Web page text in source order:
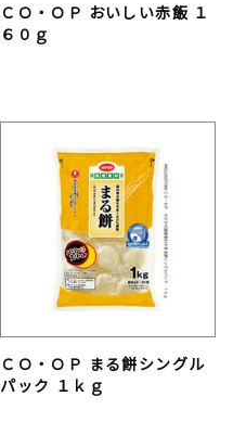
ＣＯ・ＯＰ おいしい赤飯 １
６０ｇ
ＣＯ・ＯＰ まる餅シングル
パック １ｋｇ